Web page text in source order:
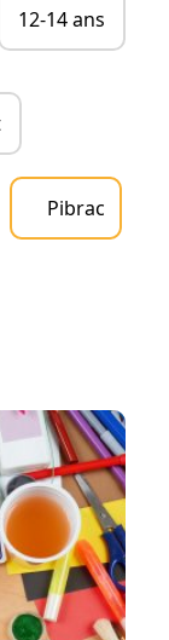
12-14 ans
Pibrac